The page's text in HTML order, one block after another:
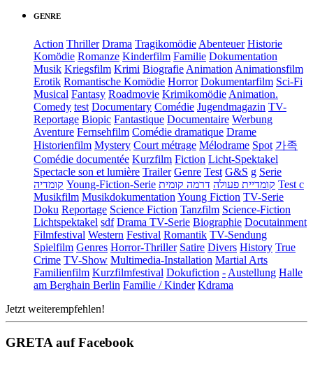
GENRE
Action Thriller Drama Tragikomödie Abenteuer Historie
Komödie Romanze Kinderfilm Familie Dokumentation
Musik Kriegsfilm Krimi Biografie Animation Animationsfilm
Erotik Romantische Komödie Horror Dokumentarfilm Sci-Fi
Musical Fantasy Roadmovie Krimikomödie Animation.
Comedy test Documentary Comédie Jugendmagazin TV-
Reportage Biopic Fantastique Documentaire Werbung
Aventure Fernsehfilm Comédie dramatique Drame
Historienfilm Mystery Court métrage Mélodrame Spot 가족
Comédie documentée Kurzfilm Fiction Licht-Spektakel
Spectacle son et lumière Trailer Genre Test G&S g Serie
קומדיה Young-Fiction-Serie קומדיית פעולה דרמה קומית
Test c
Musikfilm Musikdokumentation Young Fiction TV-Serie
Doku Reportage Science Fiction Tanzfilm Science-Fiction
Lichtspektakel sdf Drama TV-Serie Biographie Docutainment
Filmfestival Western Festival Romantik TV-Sendung
Spielfilm Genres Horror-Thriller Satire Divers History True
Crime TV-Show Multimedia-Installation Martial Arts
Familienfilm Kurzfilmfestival Dokufiction - Austellung Halle
am Berghain Berlin Familie / Kinder Kdrama
Jetzt weiterempfehlen!
GRETA auf Facebook